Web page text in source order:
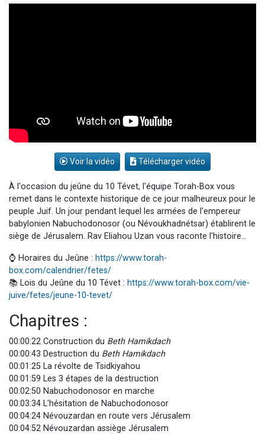
Voir la vidéo Télécharger vidéo
À l'occasion du jeûne du 10 Tévet, l'équipe Torah-Box vous
remet dans le contexte historique de ce jour malheureux pour le
peuple Juif. Un jour pendant lequel les armées de l'empereur
babylonien Nabuchodonosor (ou Névoukhadnétsar) établirent le
siège de Jérusalem. Rav Eliahou Uzan vous raconte l'histoire...
⌚ Horaires du Jeûne : https://www.torah-
box.com/calendrier/fetes/
📚 Lois du Jeûne du 10 Tévet : https://www.torah-box.com/vie-
juive/fetes/jeune-10-tevet/
Chapitres :
00:00:22 Construction du Beth Hamikdach
00:00:43 Destruction du Beth Hamikdach
00:01:25 La révolte de Tsidkiyahou
00:01:59 Les 3 étapes de la destruction
00:02:50 Nabuchodonosor en marche
00:03:34 L'hésitation de Nabuchodonosor
00:04:24 Névouzardan en route vers Jérusalem
00:04:52 Névouzardan assiège Jérusalem